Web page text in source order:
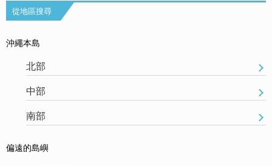
從地區搜尋
沖繩本島
北部
中部
南部
偏遠的島嶼